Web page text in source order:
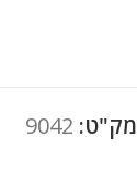
מק"ט: 9042